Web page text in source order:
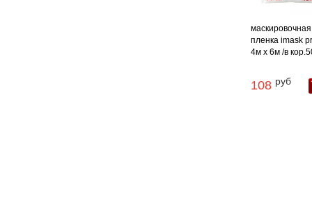
маскировочная
пленка imask
4м х 6м /в
108 руб